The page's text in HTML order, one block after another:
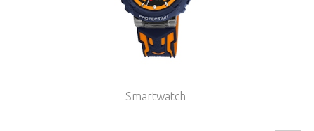
Smartwatch